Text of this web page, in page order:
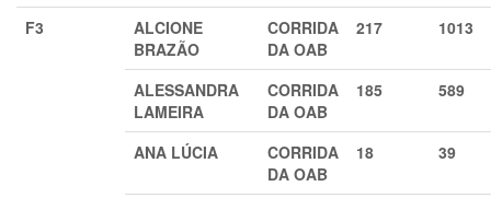
F3
ALCIONE
BRAZÃO
CORRIDA
DA OAB
217 1013
ALESSANDRA
LAMEIRA
CORRIDA
DA OAB
185 589
ANA LÚCIA
CORRIDA
DA OAB
18 39